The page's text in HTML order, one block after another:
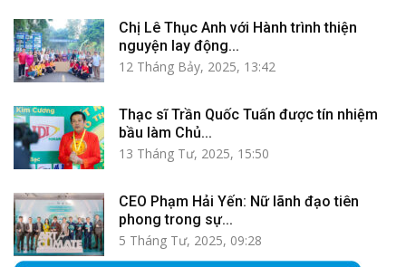
Chị Lê Thục Anh với Hành trình thiện
nguyện lay động...
12 Tháng Bảy, 2025, 13:42
Thạc sĩ Trần Quốc Tuấn được tín nhiệm
bầu làm Chủ...
13 Tháng Tư, 2025, 15:50
CEO Phạm Hải Yến: Nữ lãnh đạo tiên
phong trong sự...
5 Tháng Tư, 2025, 09:28